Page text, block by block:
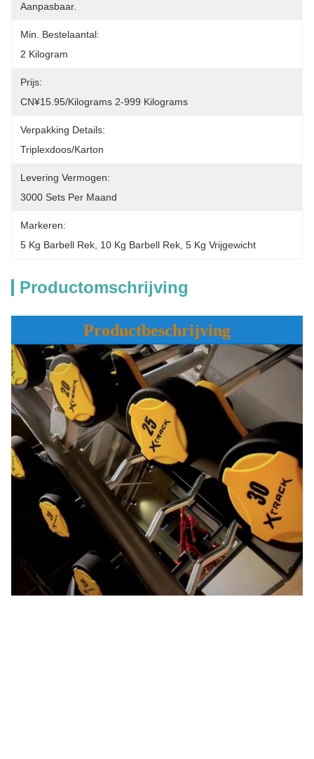
Aanpasbaar.
Min. Bestelaantal:
2 Kilogram
Prijs:
CN¥15.95/kilograms 2-999 Kilograms
Verpakking Details:
Triplexdoos/Karton
Levering Vermogen:
3000 Sets Per Maand
Markeren:
5 Kg Barbell Rek 10 Kg Barbell Rek 5 Kg Vrijgewicht
Productomschrijving
Productbeschrijving